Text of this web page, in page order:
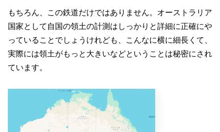
もちろん、この鉄道だけではありません。オーストラリア
国家として自国の領土の計測はしっかりと詳細に正確にや
っていることでしょうけれども、こんなに横に細長くて、
実際には領土がもっと大きいなどということは秘密にされ
ています。